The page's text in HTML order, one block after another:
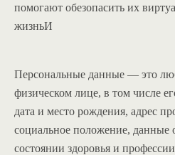
помогают обезопасить их
жизньИ
Персональные данные — это
физическом лице, в том числе
дата и место рождения, адрес
социальное положение, данные
состоянии здоровья и